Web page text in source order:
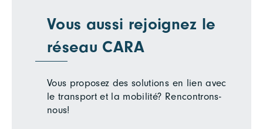
Vous aussi rejoignez le
réseau CARA
Vous proposez des solutions en lien avec
le transport et la mobilité? Rencontrons-
nous!